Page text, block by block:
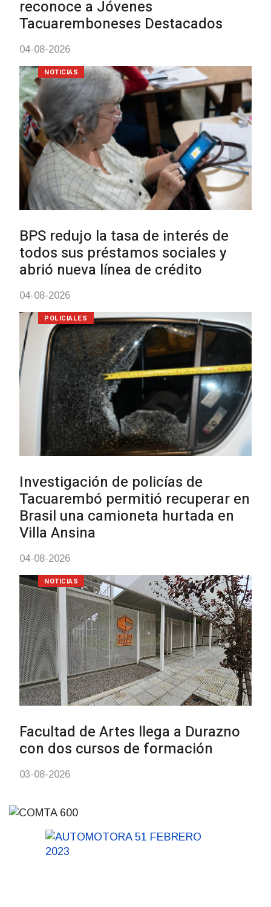
meningococo
03-08-2026
personas en situación de
discapacidad
NOTICIAS
Siniestro laboral con tiernizadora
de carne
01-08-2026
POLICIALES
Inauguran Destacamento de la
Republicana en Durazno
31-07-2026
NOTICIAS